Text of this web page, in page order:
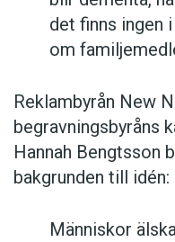
det finns ingen
om
Reklambyrån New
begravningsbyråns
Hannah Bengtsson
bakgrunden till idén:
Människor